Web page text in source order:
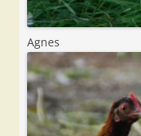
Agnes